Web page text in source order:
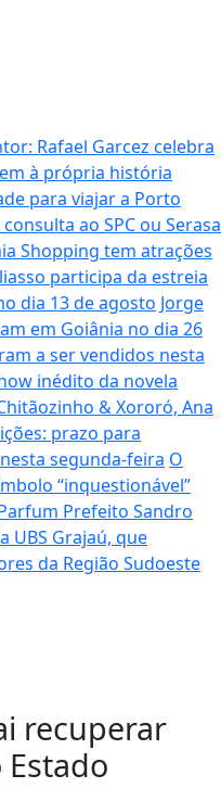
Rafael Garcez celebra
à própria história
para viajar a Porto
ao SPC ou Serasa
Shopping tem atrações
participa da estreia
dia 13 de agosto Jorge
em Goiânia no dia 26
a ser vendidos nesta
inédito da novela
& Xororó, Ana
prazo para
segunda-feira O
“inquestionável”
Prefeito Sandro
UBS Grajaú, que
da Região Sudoeste
recuperar